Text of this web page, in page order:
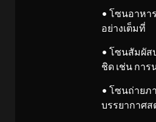
• โซนอาหา
อย่างเต็มที่
• โซนสัมผัส
ชิด เช่น การ
• โซนถ่ายภ
บรรยากาศส